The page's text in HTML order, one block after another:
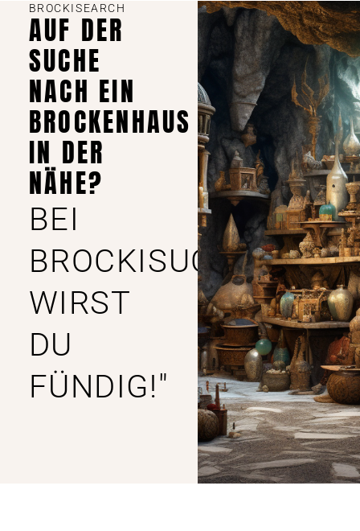
BROCKISEARCH
AUF DER
SUCHE
NACH EIN
BROCKENHAUS
IN DER
NÄHE?
BEI
BROCKISUCHE
WIRST
DU
FÜNDIG!"